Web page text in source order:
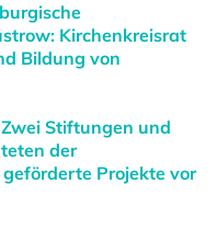
Kirchenkreisrat
Bildung von
Zwei Stiftungen und
der
Projekte vor